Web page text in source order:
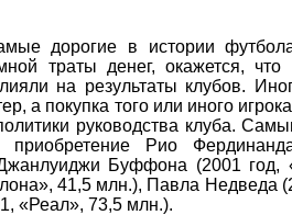
дорогие в истории
траты денег, окажется,
на результаты клубов.
а покупка того или иного
руководства клуба.
приобретение Рио
Буффона (2001 год,
41,5 млн.), Павла Недведа
«Реал», 73,5 млн.).